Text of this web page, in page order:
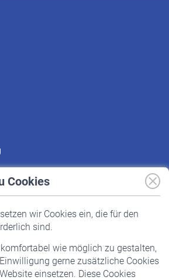
Cookies
wir Cookies ein, die für den
sind.
wie möglich zu gestalten,
gerne zusätzliche Cookies
einsetzen. Diese Cookies